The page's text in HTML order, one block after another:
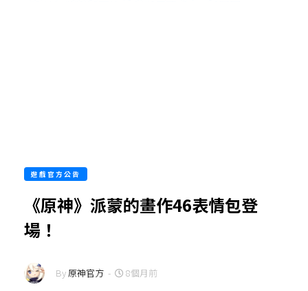
遊戲官方公告
《原神》派蒙的畫作46表情包登
場！
By 原神官方 - 8個月前